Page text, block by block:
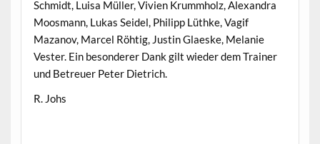
Schmidt, Luisa Müller, Vivien Krummholz, Alexandra
Moosmann, Lukas Seidel, Philipp Lüthke, Vagif
Mazanov, Marcel Röhtig, Justin Glaeske, Melanie
Vester. Ein besonderer Dank gilt wieder dem Trainer
und Betreuer Peter Dietrich.
R. Johs